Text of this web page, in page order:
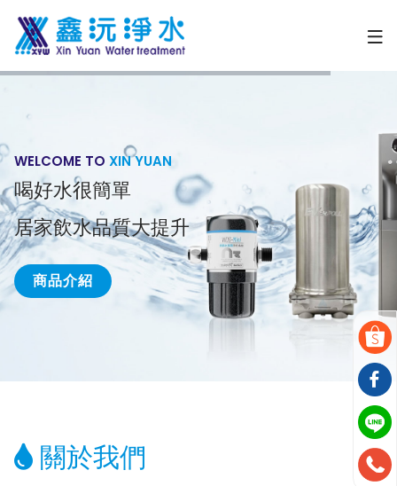
WELCOME TO XIN YUAN
喝好水很簡單
居家飲水品質大提升
商品介紹
關於我們